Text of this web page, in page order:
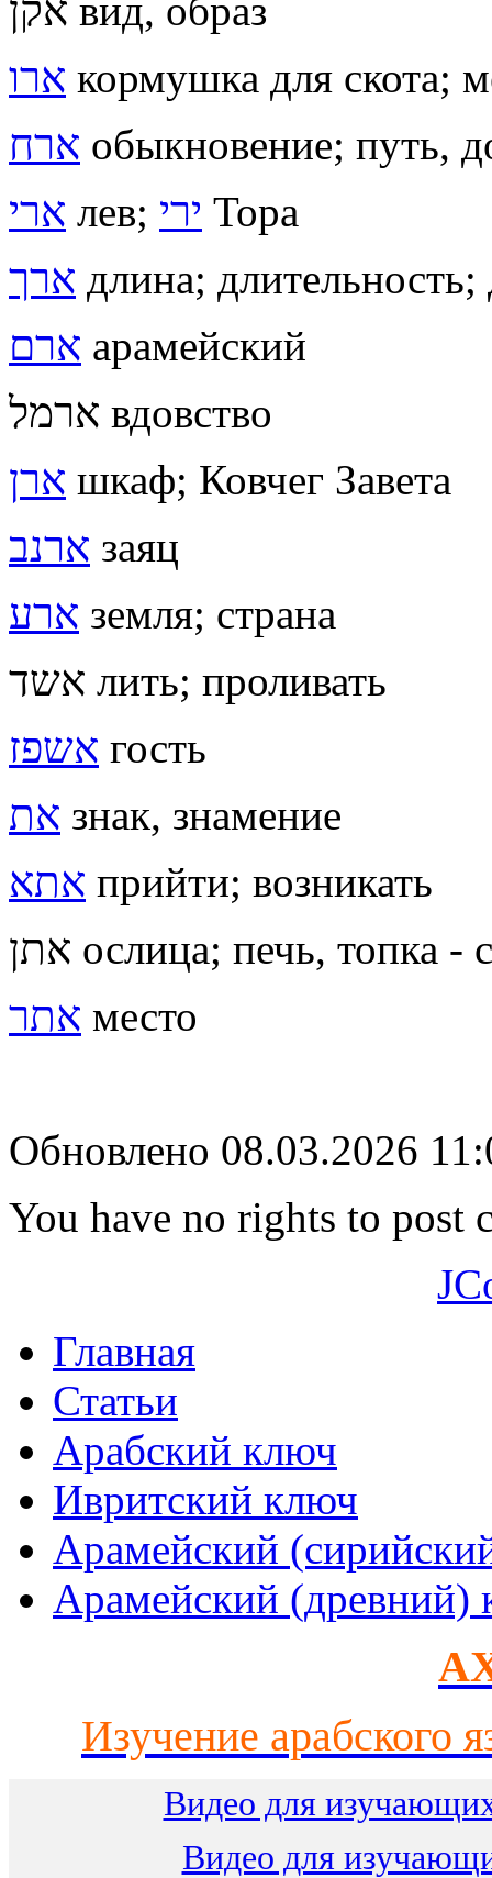
אקן вид, образ
ארו кормушка для скота;
ארח обыкновение; путь,
ארי лев; ירי Тора
ארך длина; длительность;
ארם арамейский
ארמל вдовство
ארן шкаф; Ковчег Завета
ארנב заяц
ארע земля; страна
אשד лить; проливать
אשפז гость
את знак, знамение
אתא прийти; возникать
אתן ослица;
אתר место
Обновлено 08.03.2026
You have no rights to post
Главная
Статьи
Арабский ключ
Ивритский ключ
Арамейский
Арамейский (древний)
Изучение арабского
Видео для
Видео для